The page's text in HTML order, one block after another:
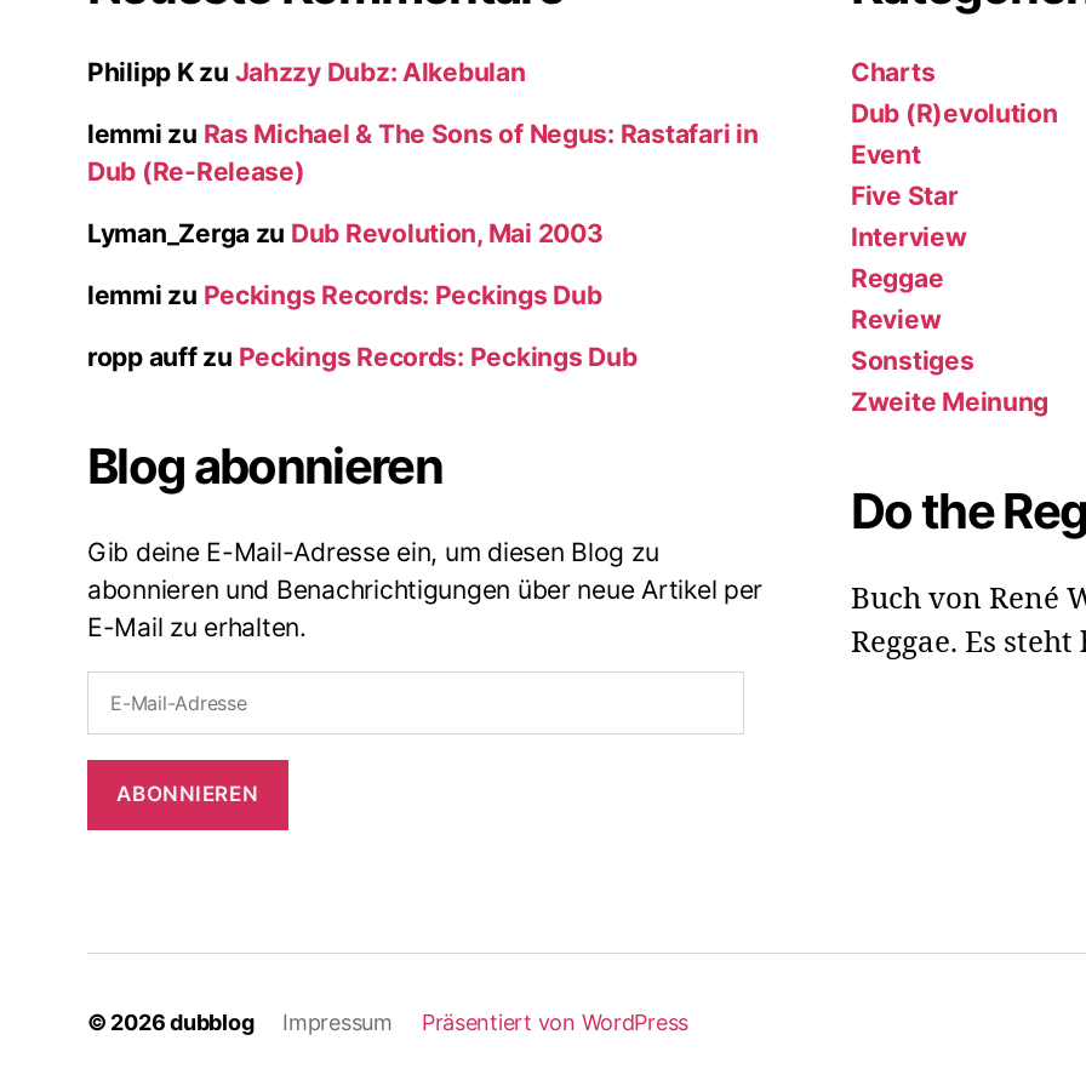
Philipp Kzu Jahzzy Dubz: Alkebulan
lemmi zu Ras Michael & The Sons of Negus: Rastafari in
Dub (Re-Release)
Lyman_Zerga zu Dub Revolution, Mai 2003
lemmi zu Peckings Records: Peckings Dub
ropp auffzu Peckings Records: Peckings Dub
Blog abonnieren
Gib deine E-Mail-Adresse ein, um diesen Blog zu
abonnieren und Benachrichtigungen über neue Artikel per
E-Mail zu erhalten.
Mail-
Adresse
ABONNIEREN
Charts
Dub (R)evolution
Event
Five Star
Interview
Reggae
Review
Sonstiges
Zweite Meinung
Do the
Buch von René
Reggae. Es
© 2026dubblog Impressum Präsentiert von WordPress